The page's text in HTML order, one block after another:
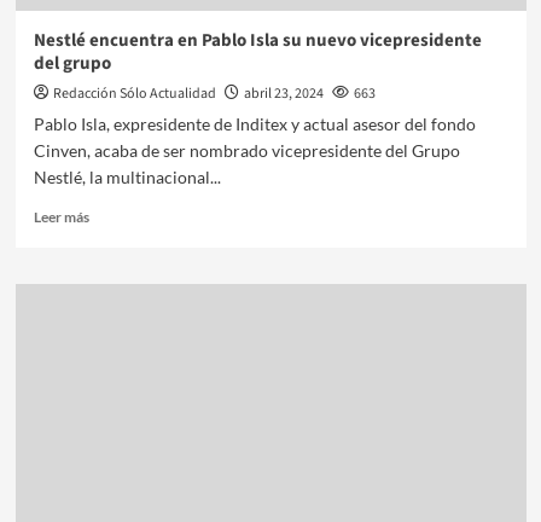
Nestlé encuentra en Pablo Isla su nuevo vicepresidente
del grupo
Redacción Sólo Actualidad abril 23, 2024
663
Pablo Isla, expresidente de Inditex y actual asesor del fondo
Cinven, acaba de ser nombrado vicepresidente del Grupo
Nestlé, la multinacional...
Leer más